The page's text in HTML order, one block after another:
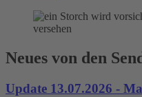
Neues von den
Update 13.07.2026 -